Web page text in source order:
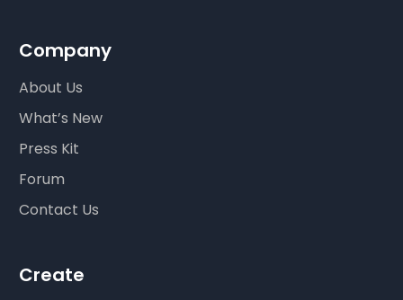
Company
About Us
What’s New
Press Kit
Forum
Contact Us
Create